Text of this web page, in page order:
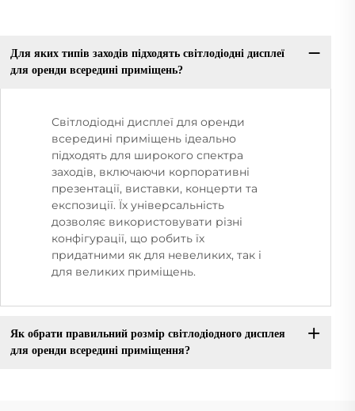
Для яких типів заходів підходять світлодіодні дисплеї
для оренди всередині приміщень?
Світлодіодні дисплеї для оренди
всередині приміщень ідеально
підходять для широкого спектра
заходів, включаючи корпоративні
презентації, виставки, концерти та
експозиції. Їх універсальність
дозволяє використовувати різні
конфігурації, що робить їх
придатними як для невеликих, так і
для великих приміщень.
Як обрати правильний розмір світлодіодного дисплея
для оренди всередині приміщення?